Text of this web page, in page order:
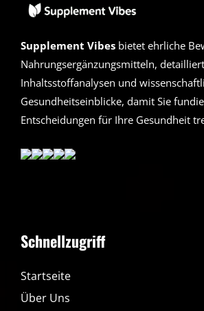
Seriös?
Die
enthüllt
Supplement Vibes bietet ehrliche
Nahrungsergänzungsmitteln,
Inhaltsstoffanalysen und
Gesundheitseinblicke, damit Sie
Entscheidungen für Ihre Gesundheit
Schnellzugriff
Startseite
Über Uns